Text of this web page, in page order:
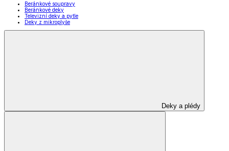
Beránkové soupravy
Beránkové deky
Televizní deky a pytle
Deky z mikroplyše
Deky a plédy